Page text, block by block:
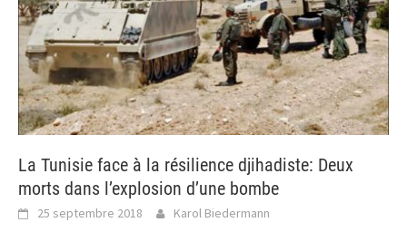
La Tunisie face à la résilience djihadiste: Deux
morts dans l’explosion d’une bombe
25 septembre 2018 Karol Biedermann